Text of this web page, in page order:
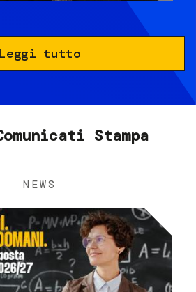
Leggi tutto
Stampa
NEWS